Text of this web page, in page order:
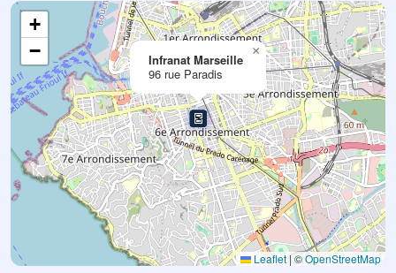
Infranat Marseille
96 rue Paradis
×
+
−
Leaflet | ©OpenStreetMap